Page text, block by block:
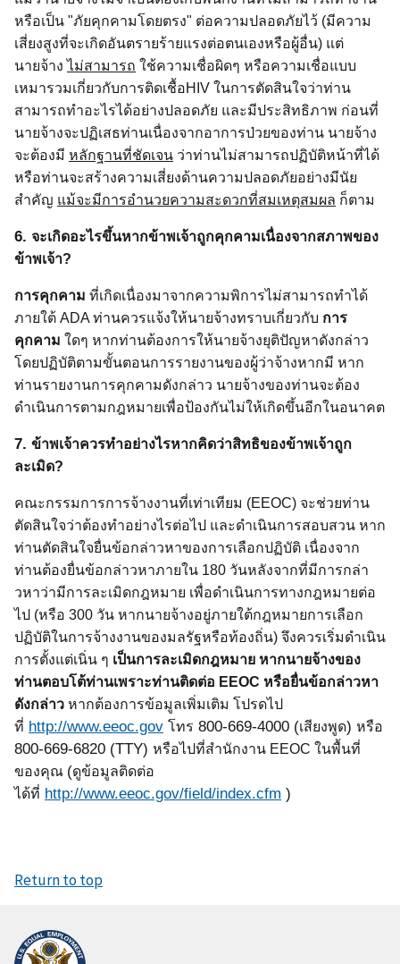
หรือเป็น "ภัยคุกคามโดยตรง" ต่อความปลอดภัยไว้ (มีความ
เสี่ยงสูงที่จะเกิดอันตรายร้ายแรงต่อตนเองหรือผู้อื่น) แต่
นายจ้างไม่สามารถ ใช้ความเชื่อผิดๆ หรือความเชื่อแบบ
เหมารวมเกี่ยวกับการติดเชื้อHIV ในการตัดสินใจว่าท่าน
สามารถทำอะไรได้อย่างปลอดภัย และมีประสิทธิภาพ ก่อนที่
นายจ้างจะปฏิเสธท่านเนื่องจากอาการป่วยของท่าน นายจ้าง
จะต้องมี หลักฐานที่ชัดเจน ว่าท่านไม่สามารถปฏิบัติหน้าที่ได้
หรือท่านจะสร้างความเสี่ยงด้านความปลอดภัยอย่างมีนัย
สำคัญ แม้จะมีการอำนวยความสะดวกที่สมเหตุสมผล ก็ตาม
6. จะเกิดอะไรขึ้นหากข้าพเจ้าถูกคุกคามเนื่องจากสภาพของ
ข้าพเจ้า?
การคุกคาม ที่เกิดเนื่องมาจากความพิการไม่สามารถทำได้
ภายใต้ ADA ท่านควรแจ้งให้นายจ้างทราบเกี่ยวกับ การ
คุกคาม ใดๆ หากท่านต้องการให้นายจ้างยุติปัญหาดังกล่าว
โดยปฏิบัติตามขั้นตอนการรายงานของผู้ว่าจ้างหากมี หาก
ท่านรายงานการคุกคามดังกล่าว นายจ้างของท่านจะต้อง
ดำเนินการตามกฎหมายเพื่อป้องกันไม่ให้เกิดขึ้นอีกในอนาคต
7. ข้าพเจ้าควรทำอย่างไรหากคิดว่าสิทธิของข้าพเจ้าถูก
ละเมิด?
คณะกรรมการการจ้างงานที่เท่าเทียม (EEOC) จะช่วยท่าน
ตัดสินใจว่าต้องทำอย่างไรต่อไป และดำเนินการสอบสวน หาก
ท่านตัดสินใจยื่นข้อกล่าวหาของการเลือกปฏิบัติ เนื่องจาก
ท่านต้องยื่นข้อกล่าวหาภายใน 180 วันหลังจากที่มีการกล่า
วหาว่ามีการละเมิดกฎหมาย เพื่อดำเนินการทางกฎหมายต่อ
ไป (หรือ 300 วัน หากนายจ้างอยู่ภายใต้กฎหมายการเลือก
ปฏิบัติในการจ้างงานของมลรัฐหรือท้องถิ่น) จึงควรเริ่มดำเนิน
การตั้งแต่เนิ่น ๆ เป็นการละเมิดกฎหมาย หากนายจ้างของ
ท่านตอบโต้ท่านเพราะท่านติดต่อ EEOC หรือยื่นข้อกล่าวหา
ดังกล่าว หากต้องการข้อมูลเพิ่มเติม โปรดไป
ที่ http://www.eeoc.gov โทร 800-669-4000 (เสียงพูด) หรือ
800-669-6820 (TTY) หรือไปที่สำนักงาน EEOC ในพื้นที่
ของคุณ (ดูข้อมูลติดต่อ
ได้ที่ http://www.eeoc.gov/field/index.cfm )
Return to top